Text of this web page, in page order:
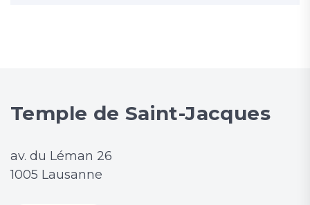
Temple de Saint-Jacques
av. du Léman 26
1005 Lausanne